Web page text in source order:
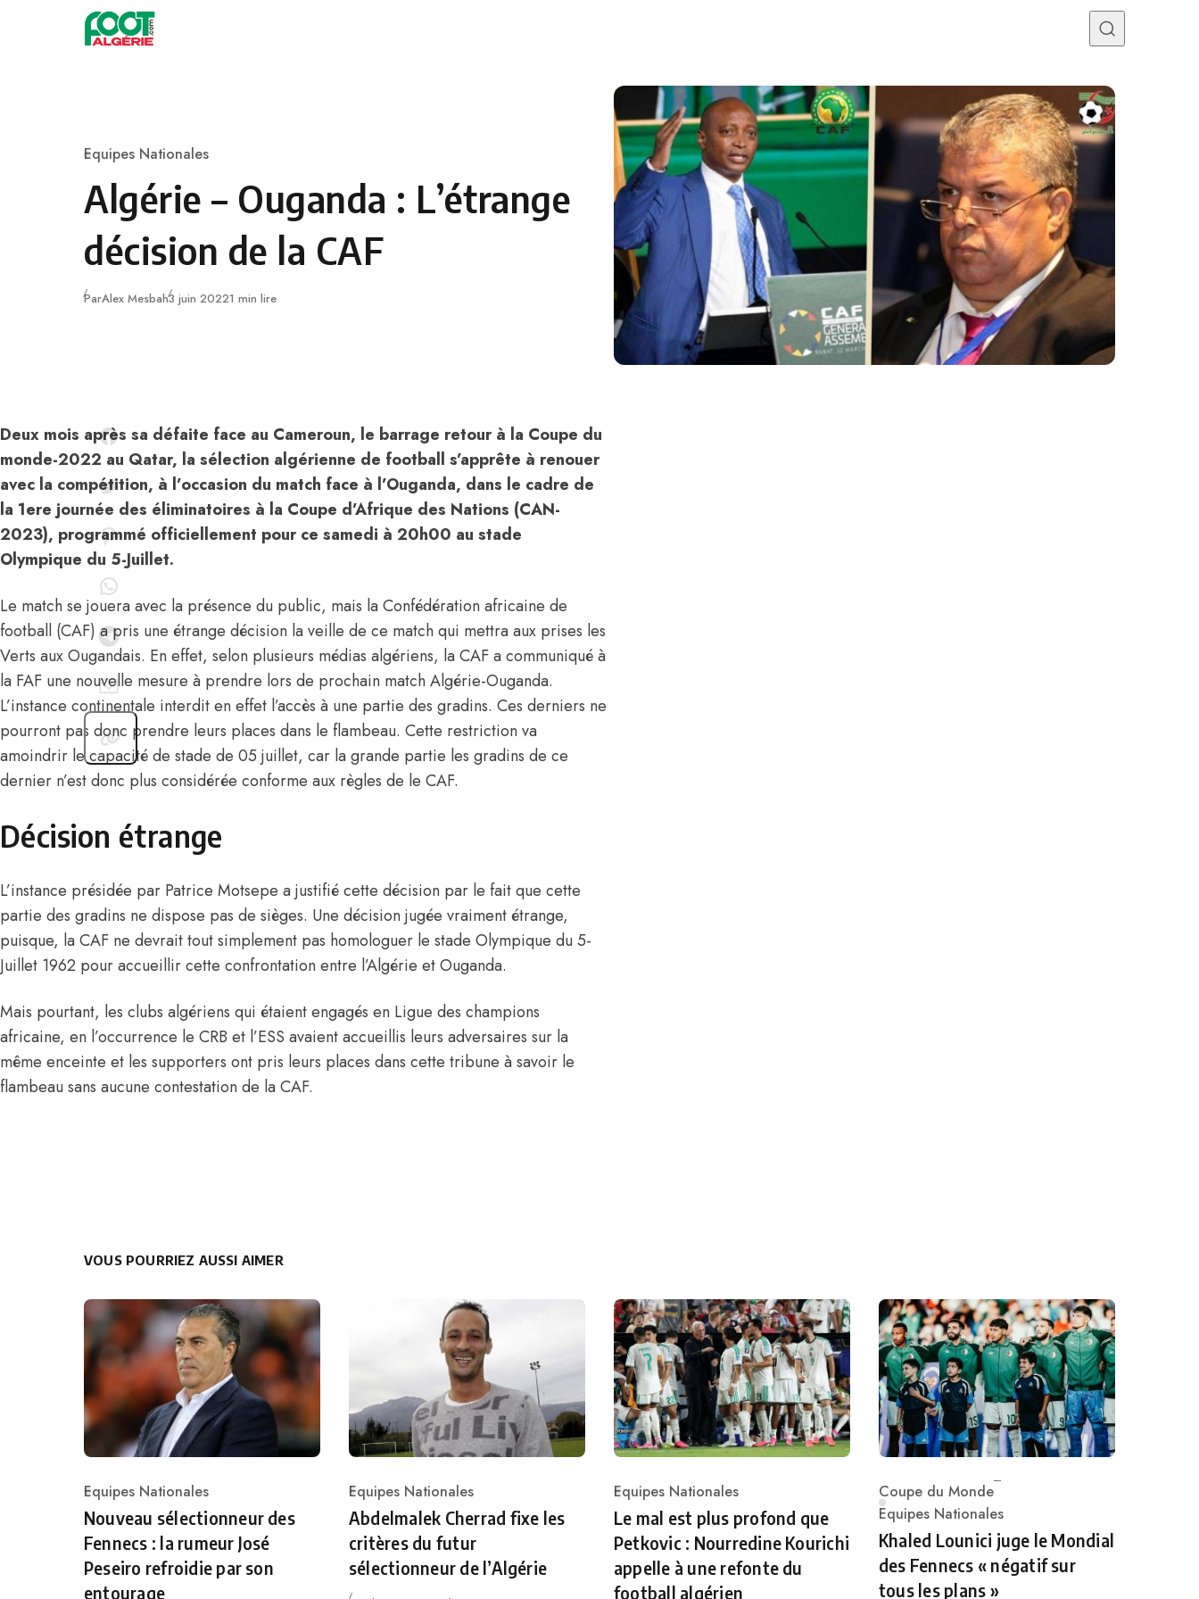
Skip to content
Category
Equipes Nationales
Algérie – Ouganda : L’étrange
décision de la CAF
ParAlex MesbahPublié
3 juin 20221 min lire
Deux mois après sa défaite face au Cameroun, le barrage retour à la Coupe du
monde-2022 au Qatar, la sélection algérienne de football s’apprête à renouer
avec la compétition, à l’occasion du match face à l’Ouganda, dans le cadre de
la 1ere journée des éliminatoires à la Coupe d’Afrique des Nations (CAN-
2023), programmé officiellement pour ce samedi à 20h00 au stade
Olympique du 5-Juillet.
Le match se jouera avec la présence du public, mais la Confédération africaine de
football (CAF) a pris une étrange décision la veille de ce match qui mettra aux prises les
Verts aux Ougandais. En effet, selon plusieurs médias algériens, la CAF a communiqué à
la FAF une nouvelle mesure à prendre lors de prochain match Algérie-Ouganda.
L’instance continentale interdit en effet l’accès à une partie des gradins. Ces derniers ne
pourront pas donc prendre leurs places dans le flambeau. Cette restriction va
amoindrir le capacité de stade de 05 juillet, car la grande partie les gradins de ce
dernier n’est donc plus considérée conforme aux règles de le CAF.
Décision étrange
L’instance présidée par Patrice Motsepe a justifié cette décision par le fait que cette
partie des gradins ne dispose pas de sièges. Une décision jugée vraiment étrange,
puisque, la CAF ne devrait tout simplement pas homologuer le stade Olympique du 5-
Juillet 1962 pour accueillir cette confrontation entre l’Algérie et Ouganda.
Mais pourtant, les clubs algériens qui étaient engagés en Ligue des champions
africaine, en l’occurrence le CRB et l’ESS avaient accueillis leurs adversaires sur la
même enceinte et les supporters ont pris leurs places dans cette tribune à savoir le
flambeau sans aucune contestation de la CAF.
VOUS POURRIEZ AUSSI AIMER
Category
Equipes Nationales
Nouveau sélectionneur des
Fennecs : la rumeur José
Peseiro refroidie par son
entourage
Category
Equipes Nationales
Abdelmalek Cherrad fixe les
critères du futur
sélectionneur de l’Algérie
Category
Equipes Nationales
Le mal est plus profond que
Petkovic : Nourredine Kourichi
appelle à une refonte du
football algérien
Category
Coupe du Monde
Equipes Nationales
Khaled Lounici juge le Mondial
des Fennecs « négatif sur
tous les plans »